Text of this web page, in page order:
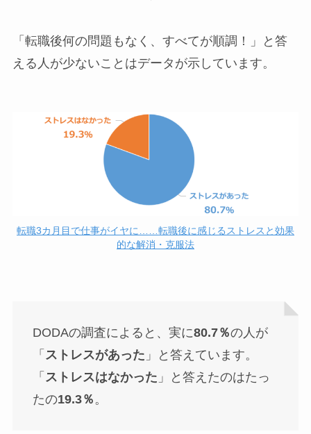
「転職後何の問題もなく、すべてが順調！」と答
える人が少ないことはデータが示しています。
転職3カ月目で仕事がイヤに……転職後に感じるストレスと効果
的な解消・克服法
DODAの調査によると、実に80.7％の人が
「 ストレスがあった 」と答えています。
「 ストレスはなかった 」と答えたのはたっ
たの19.3％ 。